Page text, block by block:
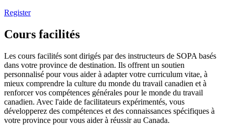
Register
Cours facilités
Les cours facilités sont dirigés par des instructeurs de SOPA basés
dans votre province de destination. Ils offrent un soutien
personnalisé pour vous aider à adapter votre curriculum vitae, à
mieux comprendre la culture du monde du travail canadien et à
renforcer vos compétences générales pour le monde du travail
canadien. Avec l'aide de facilitateurs expérimentés, vous
développerez des compétences et des connaissances spécifiques à
votre province pour vous aider à réussir au Canada.